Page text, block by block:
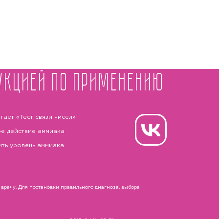
по применению
«Тест связи чисел»
действие аммиака
уровень аммиака
Для постановки правильного диагноза, выбора